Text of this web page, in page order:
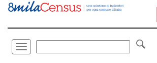
Vai
direttamente
Toggle
navigation